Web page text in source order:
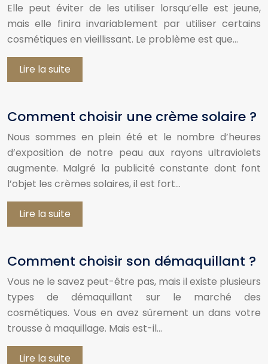
Elle peut éviter de les utiliser lorsqu’elle est jeune,
mais elle finira invariablement par utiliser certains
cosmétiques en vieillissant. Le problème est que…
Lire la suite
Comment choisir une crème solaire ?
Nous sommes en plein été et le nombre d’heures
d’exposition de notre peau aux rayons ultraviolets
augmente. Malgré la publicité constante dont font
l’objet les crèmes solaires, il est fort…
Lire la suite
Comment choisir son démaquillant ?
Vous ne le savez peut-être pas, mais il existe plusieurs
types de démaquillant sur le marché des
cosmétiques. Vous en avez sûrement un dans votre
trousse à maquillage. Mais est-il…
Lire la suite